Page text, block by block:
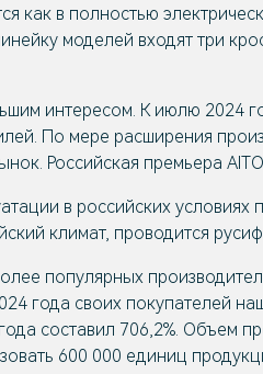
как в полностью
моделей входят три
интересом. К июлю
По мере расширения
Российская премьера
в российских
климат, проводится
популярных
своих покупателей
составил 706,2%. Объем
600 000 единиц